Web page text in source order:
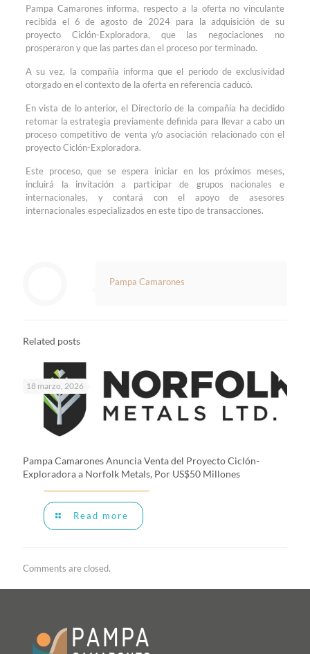
Pampa Camarones informa, respecto a la oferta no vinculante
recibida el 6 de agosto de 2024 para la adquisición de su
proyecto Ciclón-Exploradora, que las negociaciones no
prosperaron y que las partes dan el proceso por terminado.
A su vez, la compañía informa que el periodo de exclusividad
otorgado en el contexto de la oferta en referencia caducó.
En vista de lo anterior, el Directorio de la compañía ha decidido
retomar la estrategia previamente definida para llevar a cabo un
proceso competitivo de venta y/o asociación relacionado con el
proyecto Ciclón-Exploradora.
Este proceso, que se espera iniciar en los próximos meses,
incluirá la invitación a participar de grupos nacionales e
internacionales, y contará con el apoyo de asesores
internacionales especializados en este tipo de transacciones.
Pampa Camarones
Related posts
18 marzo, 2026
Pampa Camarones Anuncia Venta del Proyecto Ciclón-
Exploradora a Norfolk Metals, Por US$50 Millones
Read more
Comments are closed.